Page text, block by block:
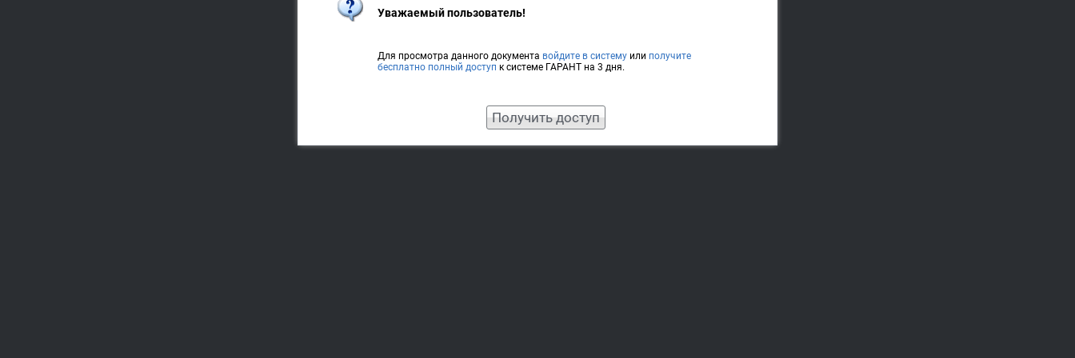
Уважаемый пользователь!
Для просмотра данного документа войдите в систему или получите
бесплатно полный доступ к системе ГАРАНТ на 3 дня.
Получить доступ